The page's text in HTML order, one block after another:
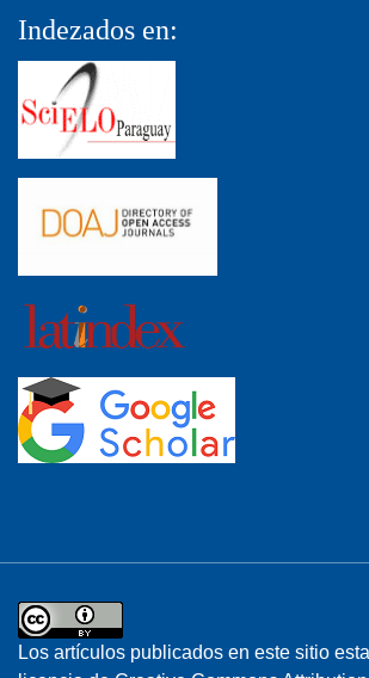
Indezados en:
Los artículos publicados en este sitio